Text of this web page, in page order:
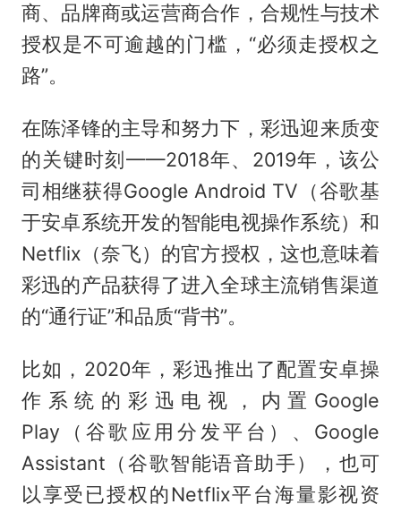
商、品牌商或运营商合作，合规性与技术
授权是不可逾越的门槛，“必须走授权之
路”。
在陈泽锋的主导和努力下，彩迅迎来质变
的关键时刻——2018年、2019年，该公
司相继获得Google Android TV（谷歌基
于安卓系统开发的智能电视操作系统）和
Netflix（奈飞）的官方授权，这也意味着
彩迅的产品获得了进入全球主流销售渠道
的“通行证”和品质“背书”。
比如，2020年，彩迅推出了配置安卓操
作系统的彩迅电视，内置Google
Play（谷歌应用分发平台）、Google
Assistant（谷歌智能语音助手），也可
以享受已授权的Netflix平台海量影视资